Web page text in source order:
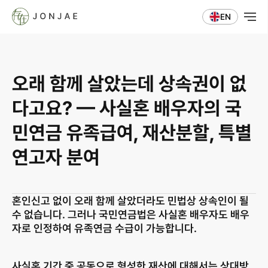
EN
오래 함께 살았는데 상속권이 없
다고요? — 사실혼 배우자의 국
민연금 유족급여, 재산분할, 특별
연고자 분여
혼인신고 없이 오래 함께 살았더라도 민법상 상속인이 될
수 없습니다. 그러나 국민연금법은 사실혼 배우자도 배우
자로 인정하여 유족연금 수급이 가능합니다.